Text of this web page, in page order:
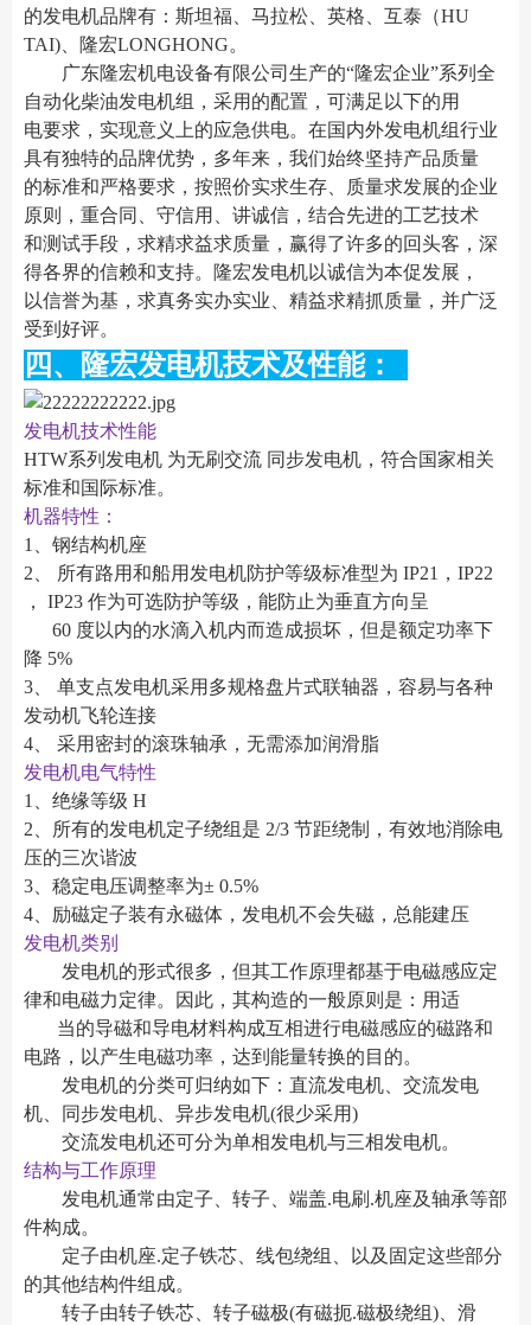
的发电机品牌有：斯坦福、马拉松、英格、互泰（HU
TAI)、隆宏LONGHONG。
广东隆宏机电设备有限公司生产的“隆宏企业”系列全
自动化柴油发电机组，采用的配置，可满足以下的用
电要求，实现意义上的应急供电。在国内外发电机组行业
具有独特的品牌优势，多年来，我们始终坚持产品质量
的标准和严格要求，按照价实求生存、质量求发展的企业
原则，重合同、守信用、讲诚信，结合先进的工艺技术
和测试手段，求精求益求质量，赢得了许多的回头客，深
得各界的信赖和支持。隆宏发电机以诚信为本促发展，
以信誉为基，求真务实办实业、精益求精抓质量，并广泛
受到好评。
四、隆宏发电机技术及性能：
发电机技术性能
HTW系列发电机 为无刷交流 同步发电机，符合国家相关
标准和国际标准。
机器特性：
1、钢结构机座
2、 所有路用和船用发电机防护等级标准型为 IP21，IP22
， IP23 作为可选防护等级，能防止为垂直方向呈
60 度以内的水滴入机内而造成损坏，但是额定功率下
降 5%
3、 单支点发电机采用多规格盘片式联轴器，容易与各种
发动机飞轮连接
4、 采用密封的滚珠轴承，无需添加润滑脂
发电机电气特性
1、绝缘等级 H
2、所有的发电机定子绕组是 2/3 节距绕制，有效地消除电
压的三次谐波
3、稳定电压调整率为± 0.5%
4、励磁定子装有永磁体，发电机不会失磁，总能建压
发电机类别
发电机的形式很多，但其工作原理都基于电磁感应定
律和电磁力定律。因此，其构造的一般原则是：用适
当的导磁和导电材料构成互相进行电磁感应的磁路和
电路，以产生电磁功率，达到能量转换的目的。
发电机的分类可归纳如下：直流发电机、交流发电
机、同步发电机、异步发电机(很少采用)
交流发电机还可分为单相发电机与三相发电机。
结构与工作原理
发电机通常由定子、转子、端盖.电刷.机座及轴承等部
件构成。
定子由机座.定子铁芯、线包绕组、以及固定这些部分
的其他结构件组成。
转子由转子铁芯、转子磁极(有磁扼.磁极绕组)、滑